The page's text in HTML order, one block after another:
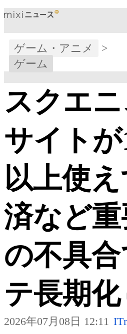
ゲーム・アニメ
>
ゲーム
スクエ
サイトが
以上使
済など
の不具
テ長期化
2026年07月08日 12:11